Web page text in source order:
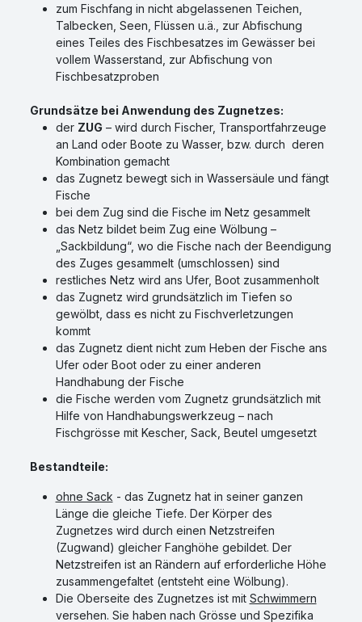
zum Fischfang in nicht abgelassenen Teichen,
Talbecken, Seen, Flüssen u.ä., zur Abfischung
eines Teiles des Fischbesatzes im Gewässer bei
vollem Wasserstand, zur Abfischung von
Fischbesatzproben
Grundsätze bei Anwendung des Zugnetzes:
der ZUG – wird durch Fischer, Transportfahrzeuge
an Land oder Boote zu Wasser, bzw. durch deren
Kombination gemacht
das Zugnetz bewegt sich in Wassersäule und fängt
Fische
bei dem Zug sind die Fische im Netz gesammelt
das Netz bildet beim Zug eine Wölbung –
„Sackbildung“, wo die Fische nach der Beendigung
des Zuges gesammelt (umschlossen) sind
restliches Netz wird ans Ufer, Boot zusammenholt
das Zugnetz wird grundsätzlich im Tiefen so
gewölbt, dass es nicht zu Fischverletzungen
kommt
das Zugnetz dient nicht zum Heben der Fische ans
Ufer oder Boot oder zu einer anderen
Handhabung der Fische
die Fische werden vom Zugnetz grundsätzlich mit
Hilfe von Handhabungswerkzeug – nach
Fischgrösse mit Kescher, Sack, Beutel umgesetzt
Bestandteile:
ohne Sack - das Zugnetz hat in seiner ganzen
Länge die gleiche Tiefe. Der Körper des
Zugnetzes wird durch einen Netzstreifen
(Zugwand) gleicher Fanghöhe gebildet. Der
Netzstreifen ist an Rändern auf erforderliche Höhe
zusammengefaltet (entsteht eine Wölbung).
Die Oberseite des Zugnetzes ist mit Schwimmern
versehen. Sie haben nach Grösse und Spezifika